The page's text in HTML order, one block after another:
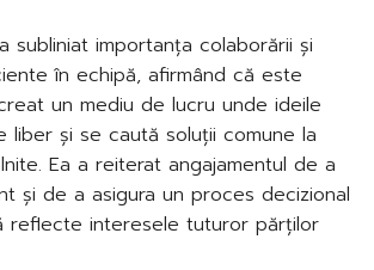
subliniat importanța colaborării și
în echipă, afirmând că este
un mediu de lucru unde ideile
liber și se caută soluții comune la
Ea a reiterat angajamentul de a
și de a asigura un proces decizional
reflecte interesele tuturor părților